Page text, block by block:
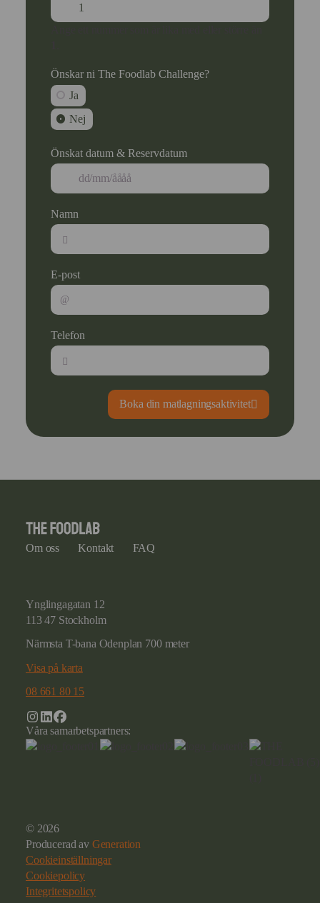
Önskar ni The Foodlab Challenge?
Ja
Nej
Önskat datum & Reservdatum
Namn
E-post
Telefon
Boka din matlagningsaktivitet
Om oss Kontakt FAQ
Ynglingagatan 12
113 47 Stockholm
Närmsta T-bana Odenplan 700 meter
Visa på karta
08 661 80 15
Våra samarbetspartners:
© 2026
Producerad av Generation
Cookieinställningar
Cookiepolicy
Integritetspolicy